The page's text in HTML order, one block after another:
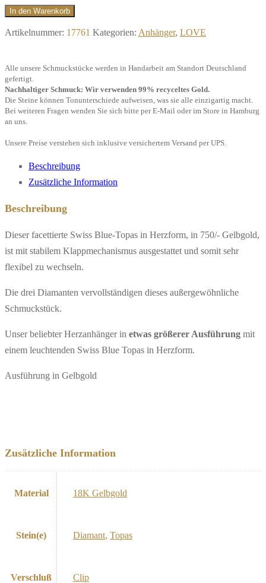
Herz-
Big,
Blue
Topas
mit
3
Gelbgold"
Menge
In den Warenkorb
Artikelnummer: 17761 Kategorien: Anhänger, LOVE
Alle unsere Schmuckstücke werden in Handarbeit am Standort Deutschland
gefertigt.
Nachhaltiger Schmuck: Wir verwenden 99% recyceltes Gold.
Die Steine können Tonunterschiede aufweisen, was sie alle einzigartig macht.
Bei weiteren Fragen wenden Sie sich bitte per E-Mail oder im Store in Hamburg
an uns.
Unsere Preise verstehen sich inklusive versichertem Versand per UPS.
Beschreibung
Zusätzliche Information
Beschreibung
Dieser facettierte Swiss Blue-Topas in Herzform, in 750/- Gelbgold,
ist mit stabilem Klappmechanismus ausgestattet und somit sehr
flexibel zu wechseln.
Die drei Diamanten vervollständigen dieses außergewöhnliche
Schmuckstück.
Unser beliebter Herzanhänger in etwas größerer Ausführung mit
einem leuchtenden Swiss Blue Topas in Herzform.
Ausführung in Gelbgold
Zusätzliche Information
Material 18K Gelbgold
Stein(e) Diamant, Topas
Verschluß Clip